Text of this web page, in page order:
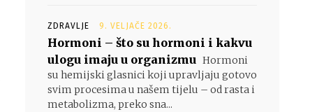
ZDRAVLJE 9. VELJAČE 2026.
Hormoni – što su hormoni i kakvu
ulogu imaju u organizmu Hormoni
su hemijski glasnici koji upravljaju gotovo
svim procesima u našem tijelu – od rasta i
metabolizma, preko sna...